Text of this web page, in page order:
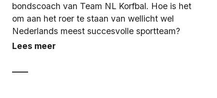
bondscoach van Team NL Korfbal. Hoe is het
om aan het roer te staan van wellicht wel
Nederlands meest succesvolle sportteam?
Lees meer